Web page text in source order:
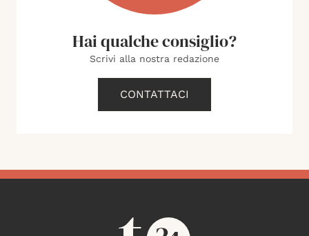
Hai qualche consiglio?
Scrivi alla nostra redazione
CONTATTACI